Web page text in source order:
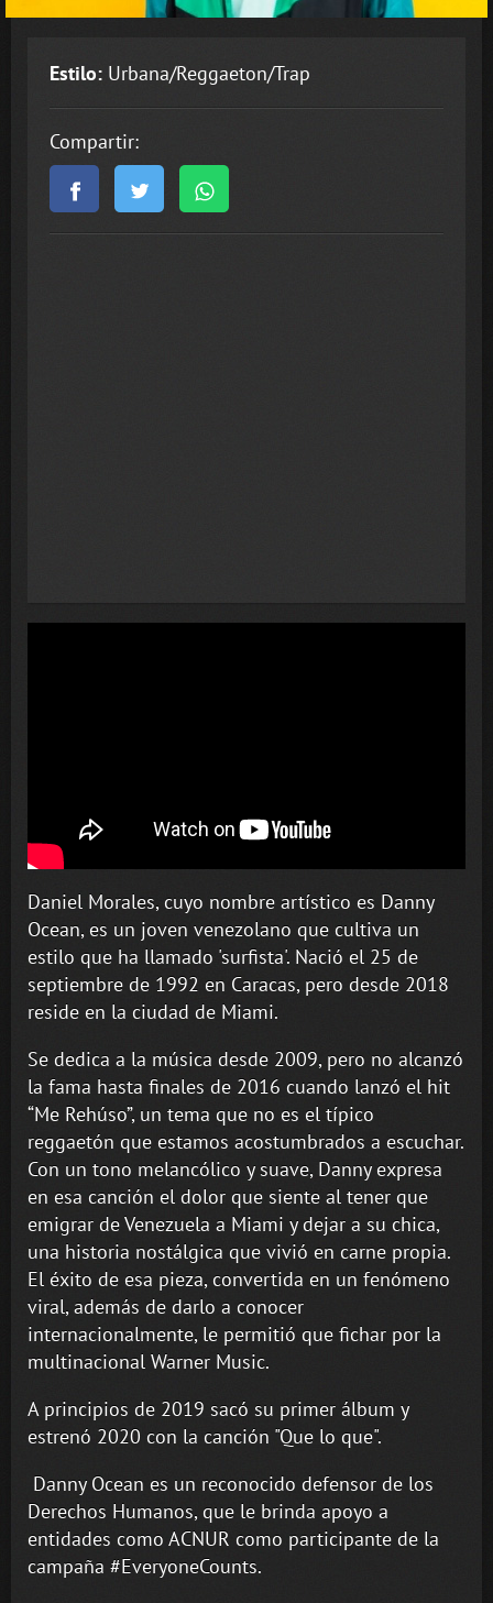
Estilo: Urbana/Reggaeton/Trap
Compartir:
Daniel Morales, cuyo nombre artístico es Danny
Ocean, es un joven venezolano que cultiva un
estilo que ha llamado 'surfista'. Nació el 25 de
septiembre de 1992 en Caracas, pero desde 2018
reside en la ciudad de Miami.
Se dedica a la música desde 2009, pero no alcanzó
la fama hasta finales de 2016 cuando lanzó el hit
“Me Rehúso”, un tema que no es el típico
reggaetón que estamos acostumbrados a escuchar.
Con un tono melancólico y suave, Danny expresa
en esa canción el dolor que siente al tener que
emigrar de Venezuela a Miami y dejar a su chica,
una historia nostálgica que vivió en carne propia.
El éxito de esa pieza, convertida en un fenómeno
viral, además de darlo a conocer
internacionalmente, le permitió que fichar por la
multinacional Warner Music.
A principios de 2019 sacó su primer álbum y
estrenó 2020 con la canción "Que lo que".
Danny Ocean es un reconocido defensor de los
Derechos Humanos, que le brinda apoyo a
entidades como ACNUR como participante de la
campaña #EveryoneCounts.